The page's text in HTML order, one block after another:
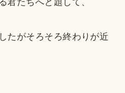
君たちへと題して、
たがそろそろ終わりが近